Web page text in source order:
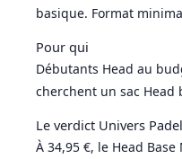
basique. Format
Pour qui
Débutants Head au
cherchent un sac
Le verdict Univers Padel
À 34,95 €, le Head